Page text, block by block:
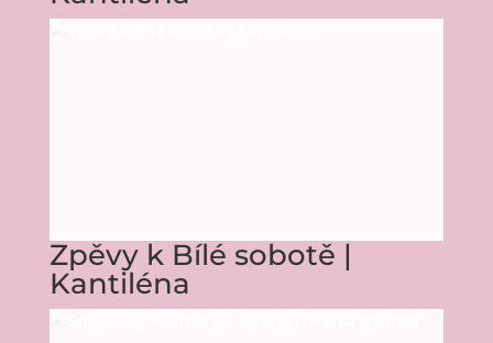
Zpěvy k Bílé sobotě |
Kantiléna